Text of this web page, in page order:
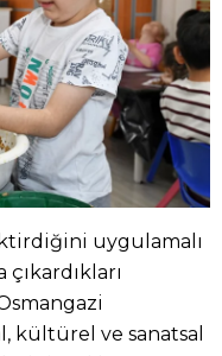
uygulamalı
kültürel ve sanatsal